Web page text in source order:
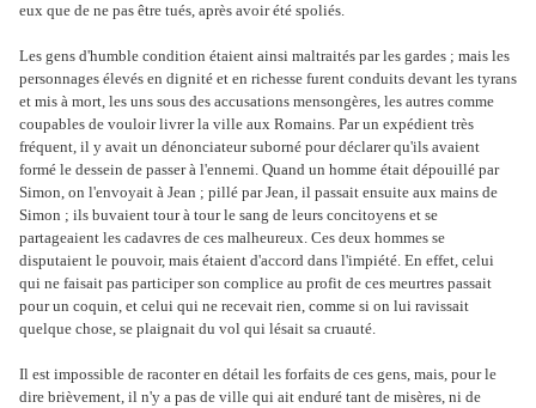
eux que de ne pas être tués, après avoir été spoliés.
Les gens d'humble condition étaient ainsi maltraités par les gardes ; mais les
personnages élevés en dignité et en richesse furent conduits devant les tyrans
et mis à mort, les uns sous des accusations mensongères, les autres comme
coupables de vouloir livrer la ville aux Romains. Par un expédient très
fréquent, il y avait un dénonciateur suborné pour déclarer qu'ils avaient
formé le dessein de passer à l'ennemi. Quand un homme était dépouillé par
Simon, on l'envoyait à Jean ; pillé par Jean, il passait ensuite aux mains de
Simon ; ils buvaient tour à tour le sang de leurs concitoyens et se
partageaient les cadavres de ces malheureux. Ces deux hommes se
disputaient le pouvoir, mais étaient d'accord dans l'impiété. En effet, celui
qui ne faisait pas participer son complice au profit de ces meurtres passait
pour un coquin, et celui qui ne recevait rien, comme si on lui ravissait
quelque chose, se plaignait du vol qui lésait sa cruauté.
Il est impossible de raconter en détail les forfaits de ces gens, mais, pour le
dire brièvement, il n'y a pas de ville qui ait enduré tant de misères, ni de